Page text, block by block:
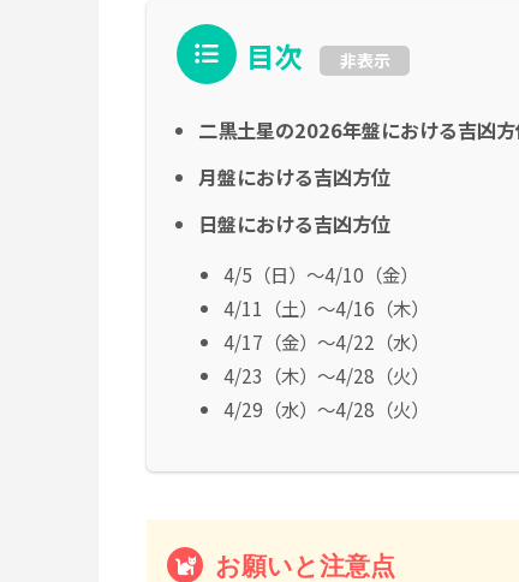
目次 非表示
二黒土星の2026年盤における吉凶
月盤における吉凶方位
日盤における吉凶方位
4/5（日）～4/10（金）
4/11（土）～4/16（木）
4/17（金）～4/22（水）
4/23（木）～4/28（火）
4/29（水）～4/28（火）
お願いと注意点